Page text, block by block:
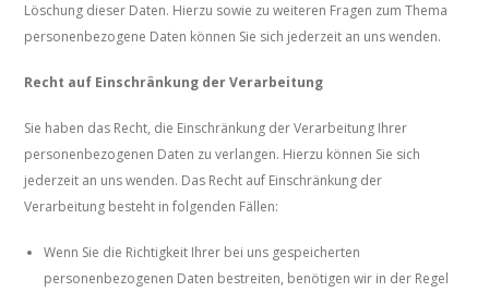
Löschung dieser Daten. Hierzu sowie zu weiteren Fragen zum Thema
personenbezogene Daten können Sie sich jederzeit an uns wenden.
Recht auf Einschränkung der Verarbeitung
Sie haben das Recht, die Einschränkung der Verarbeitung Ihrer
personenbezogenen Daten zu verlangen. Hierzu können Sie sich
jederzeit an uns wenden. Das Recht auf Einschränkung der
Verarbeitung besteht in folgenden Fällen:
Wenn Sie die Richtigkeit Ihrer bei uns gespeicherten
personenbezogenen Daten bestreiten, benötigen wir in der Regel